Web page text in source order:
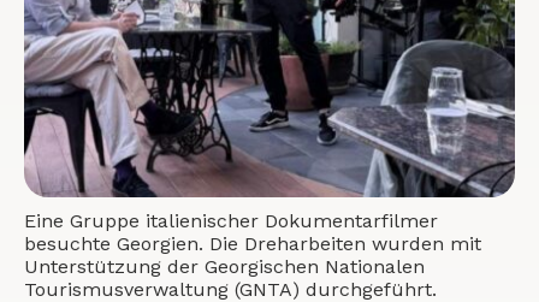
Eine Gruppe italienischer Dokumentarfilmer
besuchte Georgien. Die Dreharbeiten wurden mit
Unterstützung der Georgischen Nationalen
Tourismusverwaltung (GNTA) durchgeführt.